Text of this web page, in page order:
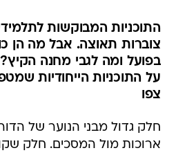
התוכניות המבוקשות
צוברות תאוצה. אבל מה הן
על התוכניות הייחודיות
צפו
חלק גדול מבני הנוער של
ארוכות מול המסכים. חלק